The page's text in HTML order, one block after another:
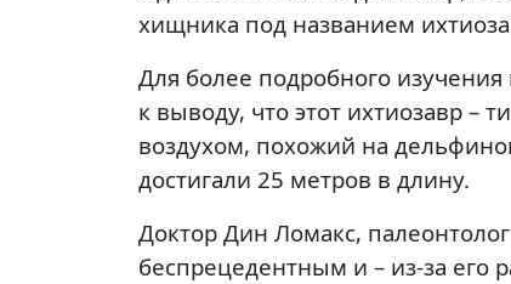
хищника под названием
Для более подробного
к выводу, что этот ихтиозавр –
воздухом, похожий на
достигали 25 метров в длину.
Доктор Дин Ломакс,
беспрецедентным и – из-за его